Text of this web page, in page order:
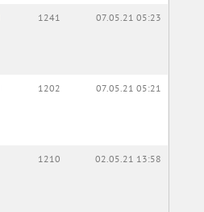
1241 07.05.21 05:23
1202 07.05.21 05:21
1210 02.05.21 13:58